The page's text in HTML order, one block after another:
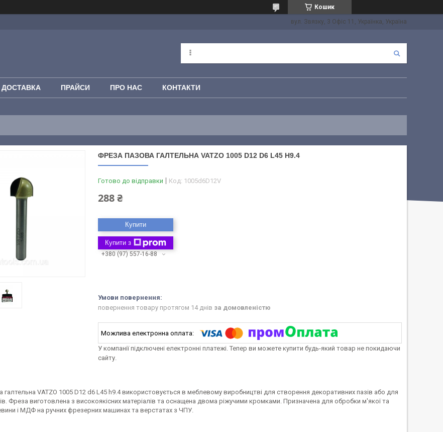
Кошик
вул. Звязку, 3 Офіс 11, Українка, Україна
ДОСТАВКА ПРАЙСИ ПРО НАС КОНТАКТИ
ФРЕЗА ПАЗОВА ГАЛТЕЛЬНА VATZO 1005 D12 D6 L45 H9.4
Готово до відправки Код: 1005d6D12V
288 ₴
Купити
Купити з
+380 (97) 557-16-88
повернення товару протягом 14 днів за домовленістю
У компанії підключені електронні платежі. Тепер ви можете купити будь-який товар не покидаючи
сайту.
галтельна VATZO 1005 D12 d6 L45 h9.4 використовується в меблевому виробництві для створення декоративних пазів або для
Фреза виготовлена з високоякісних матеріалів та оснащена двома ріжучими кромками. Призначена для обробки м'якої та
і МДФ на ручних фрезерних машинах та верстатах з ЧПУ.